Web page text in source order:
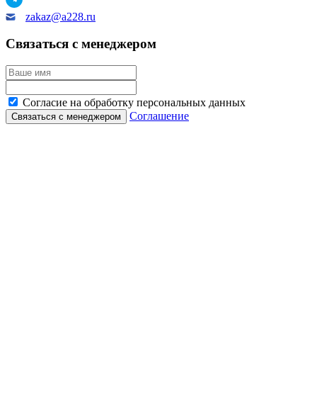
zakaz@a228.ru
Связаться с менеджером
Согласие на обработку персональных данных
Соглашение